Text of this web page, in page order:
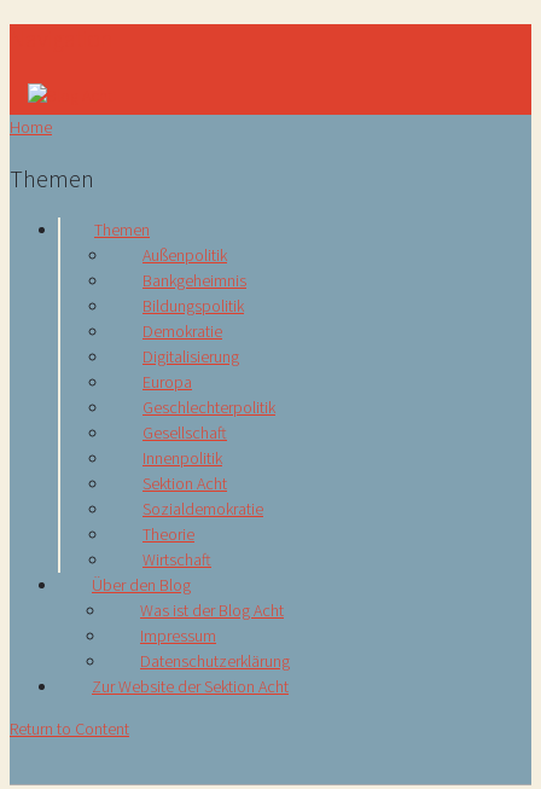
Home
Themen
Themen
Außenpolitik
Bankgeheimnis
Bildungspolitik
Demokratie
Digitalisierung
Europa
Geschlechterpolitik
Gesellschaft
Innenpolitik
Sektion Acht
Sozialdemokratie
Theorie
Wirtschaft
Über den Blog
Was ist der Blog Acht
Impressum
Datenschutzerklärung
Zur Website der Sektion Acht
Return to Content